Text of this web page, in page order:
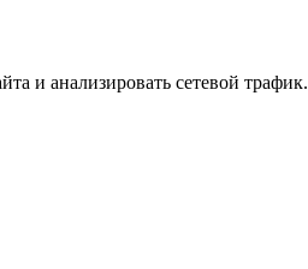
и анализировать сетевой трафик.